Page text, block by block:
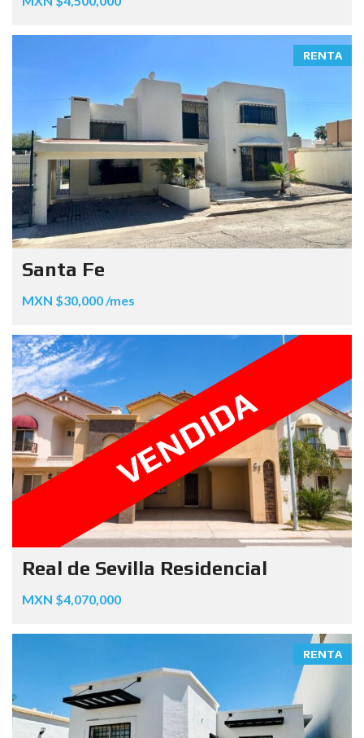
RENTA
Santa Fe
MXN $30,000 /mes
VENDIDA
Real de Sevilla Residencial
MXN $4,070,000
RENTA